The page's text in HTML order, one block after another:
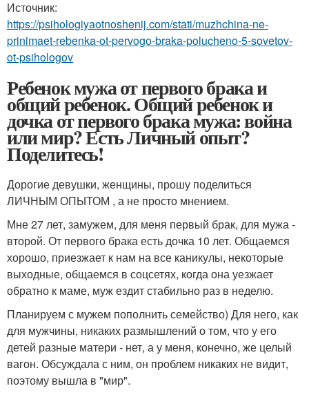
Источник:
https://psihologiyaotnoshenij.com/stati/muzhchina-ne-
prinimaet-rebenka-ot-pervogo-braka-polucheno-5-sovetov-
ot-psihologov
Ребенок мужа от первого брака и
общий ребенок. Общий ребенок и
дочка от первого брака мужа: война
или мир? Есть Личный опыт?
Поделитесь!
Дорогие девушки, женщины, прошу поделиться
ЛИЧНЫМ ОПЫТОМ , а не просто мнением.
Мне 27 лет, замужем, для меня первый брак, для мужа -
второй. От первого брака есть дочка 10 лет. Общаемся
хорошо, приезжает к нам на все каникулы, некоторые
выходные, общаемся в соцсетях, когда она уезжает
обратно к маме, муж ездит стабильно раз в неделю.
Планируем с мужем пополнить семейство) Для него, как
для мужчины, никаких размышлений о том, что у его
детей разные матери - нет, а у меня, конечно, же целый
вагон. Обсуждала с ним, он проблем никаких не видит,
поэтому вышла в "мир".